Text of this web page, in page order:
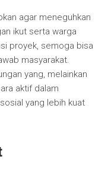
agar meneguhkan
ikut serta warga
proyek, semoga bisa
masyarakat.
yang, melainkan
aktif dalam
yang lebih kuat